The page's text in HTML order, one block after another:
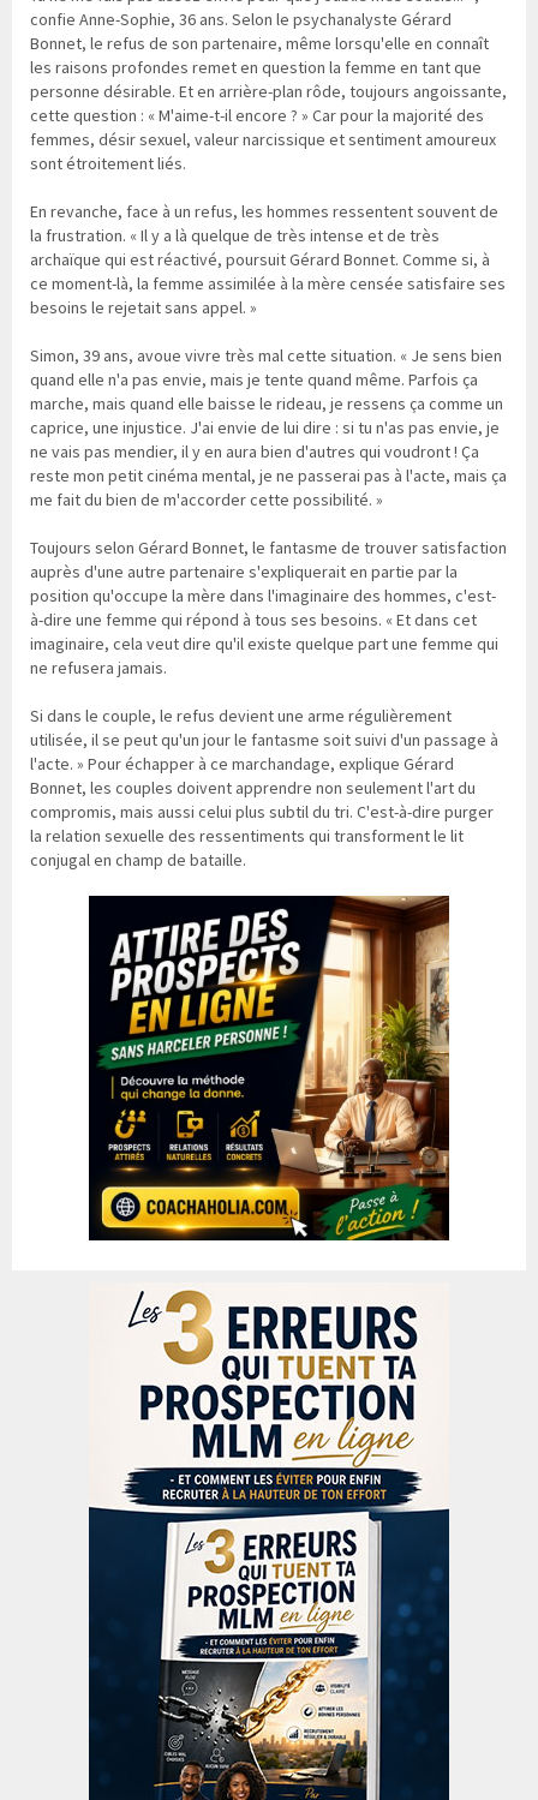
confie Anne-Sophie, 36 ans. Selon le psychanalyste Gérard
Bonnet, le refus de son partenaire, même lorsqu'elle en connaît
les raisons profondes remet en question la femme en tant que
personne désirable. Et en arrière-plan rôde, toujours angoissante,
cette question : « M'aime-t-il encore ? » Car pour la majorité des
femmes, désir sexuel, valeur narcissique et sentiment amoureux
sont étroitement liés.
En revanche, face à un refus, les hommes ressentent souvent de
la frustration. « Il y a là quelque de très intense et de très
archaïque qui est réactivé, poursuit Gérard Bonnet. Comme si, à
ce moment-là, la femme assimilée à la mère censée satisfaire ses
besoins le rejetait sans appel. »
Simon, 39 ans, avoue vivre très mal cette situation. « Je sens bien
quand elle n'a pas envie, mais je tente quand même. Parfois ça
marche, mais quand elle baisse le rideau, je ressens ça comme un
caprice, une injustice. J'ai envie de lui dire : si tu n'as pas envie, je
ne vais pas mendier, il y en aura bien d'autres qui voudront ! Ça
reste mon petit cinéma mental, je ne passerai pas à l'acte, mais ça
me fait du bien de m'accorder cette possibilité. »
Toujours selon Gérard Bonnet, le fantasme de trouver satisfaction
auprès d'une autre partenaire s'expliquerait en partie par la
position qu'occupe la mère dans l'imaginaire des hommes, c'est-
à-dire une femme qui répond à tous ses besoins. « Et dans cet
imaginaire, cela veut dire qu'il existe quelque part une femme qui
ne refusera jamais.
Si dans le couple, le refus devient une arme régulièrement
utilisée, il se peut qu'un jour le fantasme soit suivi d'un passage à
l'acte. » Pour échapper à ce marchandage, explique Gérard
Bonnet, les couples doivent apprendre non seulement l'art du
compromis, mais aussi celui plus subtil du tri. C'est-à-dire purger
la relation sexuelle des ressentiments qui transforment le lit
conjugal en champ de bataille.